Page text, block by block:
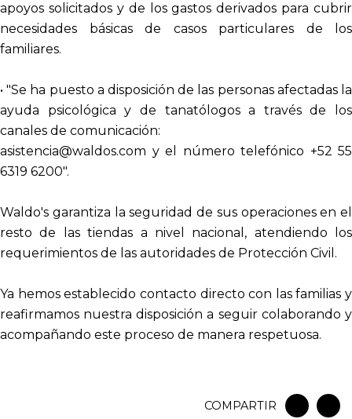
apoyos solicitados y de los gastos derivados para cubrir
necesidades básicas de casos particulares de los
familiares.
• "Se ha puesto a disposición de las personas afectadas la
ayuda psicológica y de tanatólogos a través de los
canales de comunicación:
asistencia@waldos.com y el número telefónico +52 55
6319 6200".
Waldo's garantiza la seguridad de sus operaciones en el
resto de las tiendas a nivel nacional, atendiendo los
requerimientos de las autoridades de Protección Civil.
Ya hemos establecido contacto directo con las familias y
reafirmamos nuestra disposición a seguir colaborando y
acompañando este proceso de manera respetuosa.
COMPARTIR